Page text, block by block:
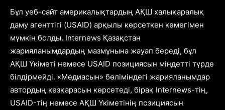
Бұл уеб-сайт америкалықтардың АҚШ халықаралық
даму агенттігі (USAID) арқылы көрсеткен көмегімен
мүмкін болды. Internews Қазақстан
жарияланымдардың мазмұнына жауап береді, бұл
АҚШ Үкіметі немесе USAID позициясын міндетті түрде
білдірмейді. «Медиасын» бөліміндегі жарияланымдар
автордың көзқарасын көрсетеді, бірақ Internews-тің,
USAID-тің немесе АҚШ Үкіметінің позициясын